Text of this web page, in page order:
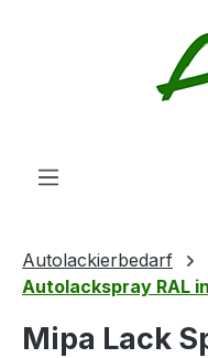
Autolackierbedarf
Autolackspray RAL
Mipa Lack